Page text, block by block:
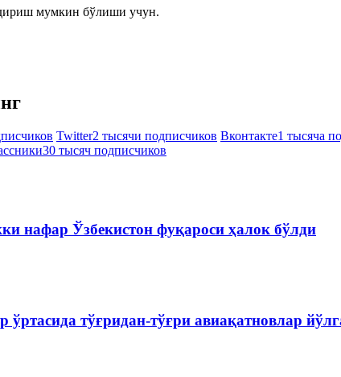
мумкин бўлиши учун.
Twitter2 тысячи подписчиков Вконтакте1 тысяча
30 тысяч подписчиков
нафар Ўзбекистон фуқароси ҳалок бўлди
ўртасида тўғридан-тўғри авиақатновлар